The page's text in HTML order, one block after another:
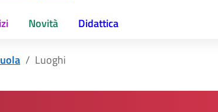
Novità Didattica
Luoghi